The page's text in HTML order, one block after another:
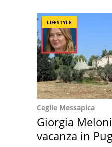
LIFESTYLE
Ceglie Messapica
Giorgia
vacanza in